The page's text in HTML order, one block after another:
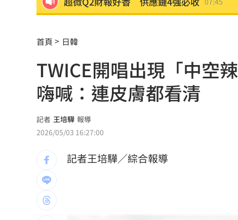
國庫空了？中國啟動全球大追稅
鄭麗文捐熊本100萬 小粉紅抓1細節轟辱
獨／擁上千萬資產 70歲大咖男星公布遺囑
休旅車65萬有找 還標配通風座椅
白海豚最新各國路徑曝 從這登陸直衝中國
家族沒人活過50歲 蔣友柏駁鉅額家產傳聞
首頁 日韓
TWICE開唱出現「中空
嗨喊：連皮膚都看清
記者 王培驊 報導
2026/05/03 16:27:00
記者王培驊／綜合報導